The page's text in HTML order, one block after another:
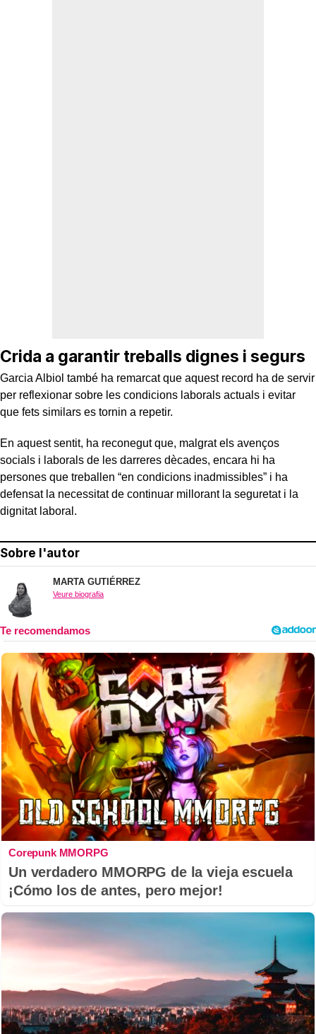
Crida a garantir treballs dignes i segurs
Garcia Albiol també ha remarcat que aquest record ha de servir
per reflexionar sobre les condicions laborals actuals i evitar
que fets similars es tornin a repetir.
En aquest sentit, ha reconegut que, malgrat els avenços
socials i laborals de les darreres dècades, encara hi ha
persones que treballen “en condicions inadmissibles” i ha
defensat la necessitat de continuar millorant la seguretat i la
dignitat laboral.
Sobre l'autor
MARTA GUTIÉRREZ
Veure biografia
Corepunk MMORPG
Un verdadero MMORPG de la vieja escuela
¡Cómo los de antes, pero mejor!